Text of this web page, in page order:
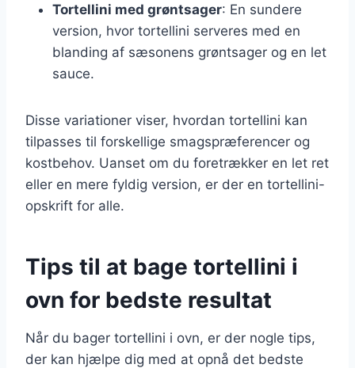
Tortellini med grøntsager: En sundere
version, hvor tortellini serveres med en
blanding af sæsonens grøntsager og en let
sauce.
Disse variationer viser, hvordan tortellini kan
tilpasses til forskellige smagspræferencer og
kostbehov. Uanset om du foretrækker en let ret
eller en mere fyldig version, er der en tortellini-
opskrift for alle.
Tips til at bage tortellini i
ovn for bedste resultat
Når du bager tortellini i ovn, er der nogle tips,
der kan hjælpe dig med at opnå det bedste